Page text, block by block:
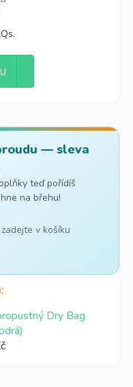
— sleva
teď pořídíš
na břehu!
v košíku
Dry Bag